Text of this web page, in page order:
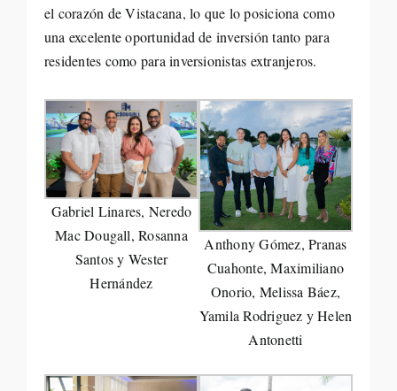
el corazón de Vistacana, lo que lo posiciona como
una excelente oportunidad de inversión tanto para
residentes como para inversionistas extranjeros.
Gabriel Linares, Neredo
Mac Dougall, Rosanna
Santos y Wester
Hernández
Anthony Gómez, Pranas
Cuahonte, Maximiliano
Onorio, Melissa Báez,
Yamila Rodriguez y Helen
Antonetti